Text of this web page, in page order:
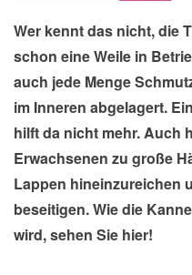
Wer kennt das nicht, die
schon eine Weile in
auch jede Menge
im Inneren abgelagert.
hilft da nicht mehr. Auch
Erwachsenen zu große
Lappen hineinzureichen
beseitigen. Wie die
wird, sehen Sie hier!